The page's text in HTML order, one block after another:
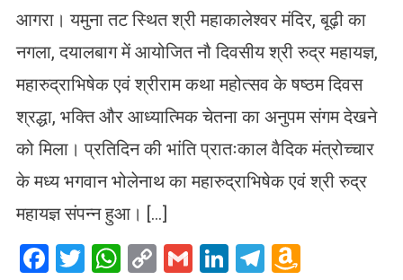
आगरा। यमुना तट स्थित श्री महाकालेश्वर मंदिर, बूढ़ी का
नगला, दयालबाग में आयोजित नौ दिवसीय श्री रुद्र महायज्ञ,
महारुद्राभिषेक एवं श्रीराम कथा महोत्सव के षष्ठम दिवस
श्रद्धा, भक्ति और आध्यात्मिक चेतना का अनुपम संगम देखने
को मिला। प्रतिदिन की भांति प्रातःकाल वैदिक मंत्रोच्चार
के मध्य भगवान भोलेनाथ का महारुद्राभिषेक एवं श्री रुद्र
महायज्ञ संपन्न हुआ। […]
Facebook
Twitter
WhatsApp
CopyGmailLinkedIn
Telegram